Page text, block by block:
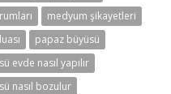
medyum şikayetleri
papaz büyüsü
evde nasıl yapılır
nasıl bozulur